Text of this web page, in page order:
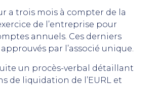
a trois mois à compter de la
de l’entreprise pour
annuels. Ces derniers
par l’associé unique.
un procès-verbal détaillant
de liquidation de l’EURL et